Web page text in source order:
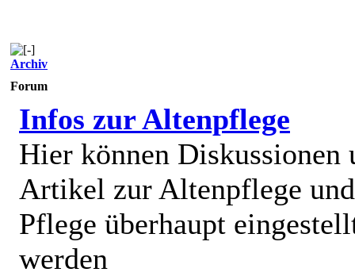
Archiv
Forum
Infos zur Altenpflege
Hier können Diskussionen
Artikel zur Altenpflege
Pflege überhaupt
werden